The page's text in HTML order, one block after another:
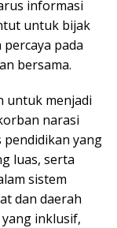
informasi
untuk bijak
pada
bersama.
untuk menjadi
narasi
pendidikan yang
luas, serta
sistem
dan daerah
inklusif,